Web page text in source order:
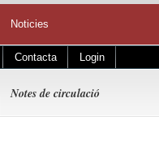
Noticies
Contacta Login
Notes de circulació